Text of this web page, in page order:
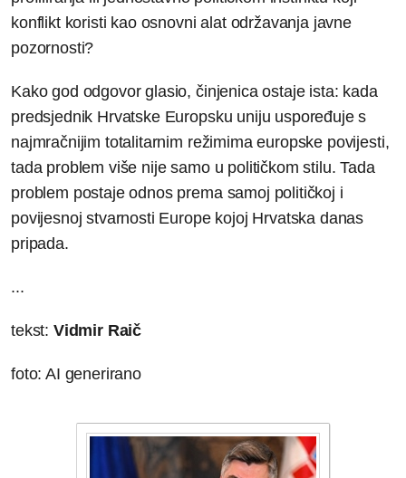
konflikt koristi kao osnovni alat održavanja javne
pozornosti?
Kako god odgovor glasio, činjenica ostaje ista: kada
predsjednik Hrvatske Europsku uniju uspoređuje s
najmračnijim totalitarnim režimima europske povijesti,
tada problem više nije samo u političkom stilu. Tada
problem postaje odnos prema samoj političkoj i
povijesnoj stvarnosti Europe kojoj Hrvatska danas
pripada.
...
tekst: Vidmir Raič
foto: AI generirano